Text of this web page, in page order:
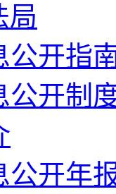
局
公开指
公开制
公开年